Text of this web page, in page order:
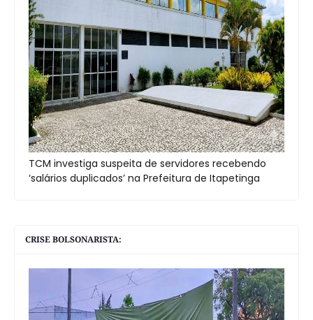
TCM investiga suspeita de servidores recebendo
‘salários duplicados’ na Prefeitura de Itapetinga
CRISE BOLSONARISTA: